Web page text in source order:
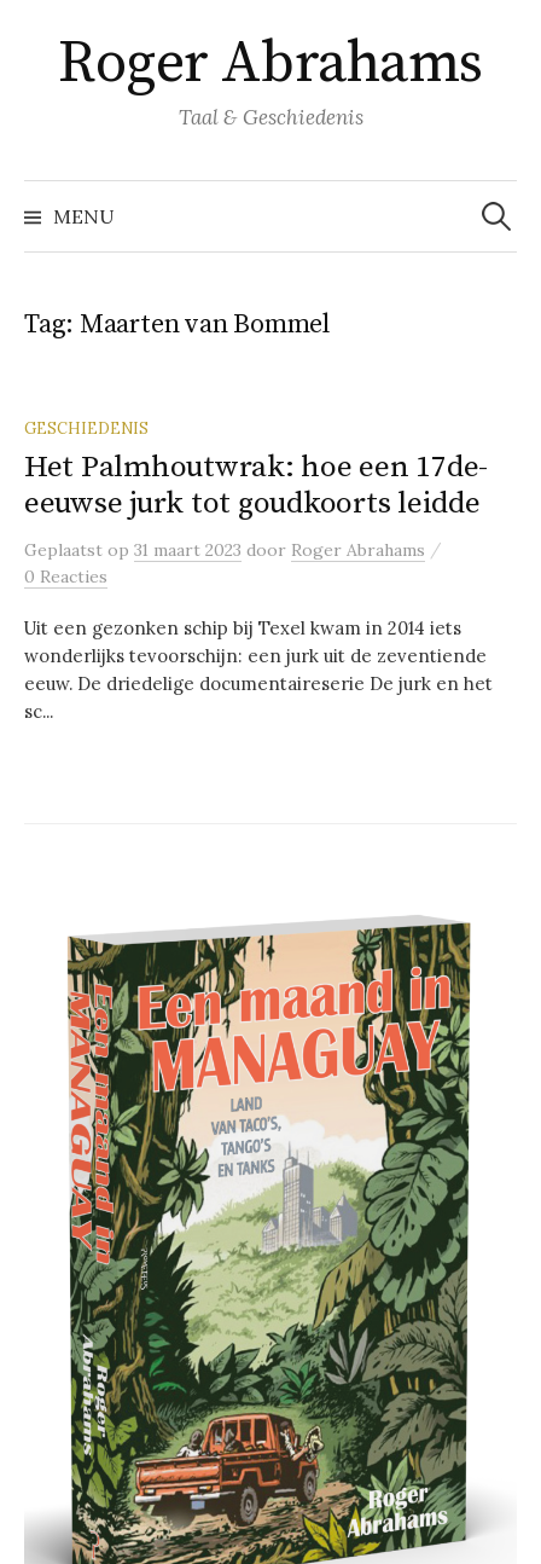
inhoud
springen
Roger Abrahams
Taal & Geschiedenis
MENU
Zoeken
naar:
Tag: Maarten van Bommel
GESCHIEDENIS
Het Palmhoutwrak: hoe een 17de-
eeuwse jurk tot goudkoorts leidde
Geplaatst op 31 maart 2023 door Roger Abrahams /
0 Reacties
Uit een gezonken schip bij Texel kwam in 2014 iets
wonderlijks tevoorschijn: een jurk uit de zeventiende
eeuw. De driedelige documentaireserie De jurk en het
sc...